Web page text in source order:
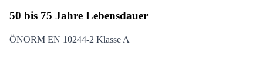
50 bis 75 Jahre Lebensdauer
ÖNORM EN 10244-2 Klasse A